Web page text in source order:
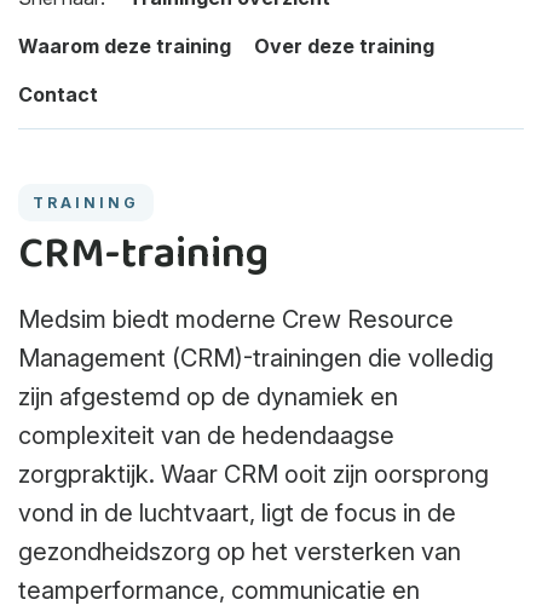
Waarom deze training
Over deze training
Contact
TRAINING
CRM-training
Medsim biedt moderne Crew Resource
Management (CRM)-trainingen die volledig
zijn afgestemd op de dynamiek en
complexiteit van de hedendaagse
zorgpraktijk. Waar CRM ooit zijn oorsprong
vond in de luchtvaart, ligt de focus in de
gezondheidszorg op het versterken van
teamperformance, communicatie en